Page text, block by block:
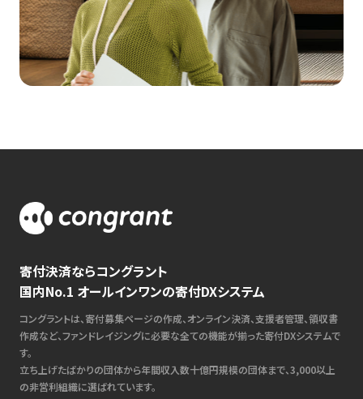
寄付決済ならコングラント
国内No.1 オールインワンの寄付DXシステム
コングラントは、寄付募集ページの作成、オンライン決済、支援者管理、領収書
作成など、ファンドレイジングに必要な全ての機能が揃った寄付DXシステムで
す。
立ち上げたばかりの団体から年間収入数十億円規模の団体まで、3,000以上
の非営利組織に選ばれています。